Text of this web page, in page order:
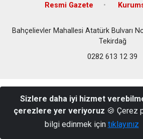
Resmi Gazete
Bahçelievler Mahallesi Atatürk Bulvarı
Tekirdağ
0282 613 12 39
Sizlere daha iyi hizmet
çerezlere yer veriyoruz 🍪 Çerez
bilgi edinmek için tıklayınız